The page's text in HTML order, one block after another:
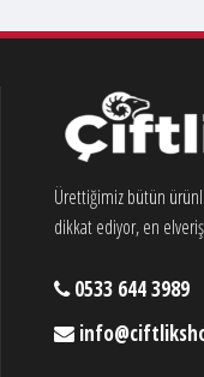
Ürettiğimiz bütün
dikkat ediyor, en
0533 644 3989